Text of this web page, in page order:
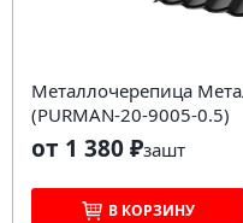
Металлочерепица
(PURMAN-20-9005-0.5)
от 1 380 ₽зашт
В КОРЗИНУ